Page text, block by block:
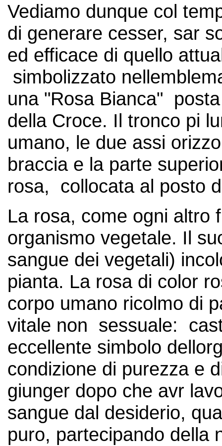
Vediamo dunque col
di generare cesser, sar
ed efficace di quello
simbolizzato
una "Rosa Bianca"
della Croce. Il tronco pi
umano, le due assi
braccia e la parte
rosa, collocata al posto
La rosa, come ogni
organismo vegetale. Il
sangue dei vegetali)
pianta. La rosa di color
corpo umano ricolmo di
vitale non sessuale:
eccellente simbolo
condizione di purezza e
giunger dopo che avr
sangue dal desiderio,
puro, partecipando della